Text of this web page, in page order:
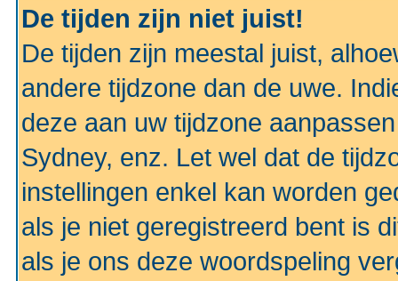
De tijden zijn niet juist!
De tijden zijn meestal juist,
andere tijdzone dan de uwe.
deze aan uw tijdzone
Sydney, enz. Let wel dat de
instellingen enkel kan worden
als je niet geregistreerd bent is
als je ons deze woordspeling